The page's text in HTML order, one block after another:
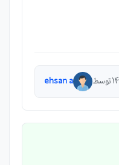
ehsan a